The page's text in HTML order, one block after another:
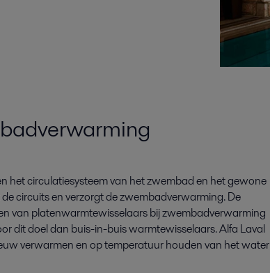
het circulatiesysteem van het zwembad en het gewone
circuits en verzorgt de zwembadverwarming. De
van platenwarmtewisselaars bij zwembadverwarming
dit doel dan buis-in-buis warmtewisselaars. Alfa Laval
verwarmen en op temperatuur houden van het water